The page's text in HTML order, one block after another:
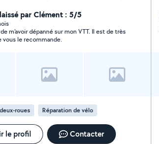
montage de petit meuble ou autres
par Clément : 5/5
m'avoir dépanné sur mon VTT. Il est de très
vous le recommande.
roues Réparation de vélo
le profil Contacter